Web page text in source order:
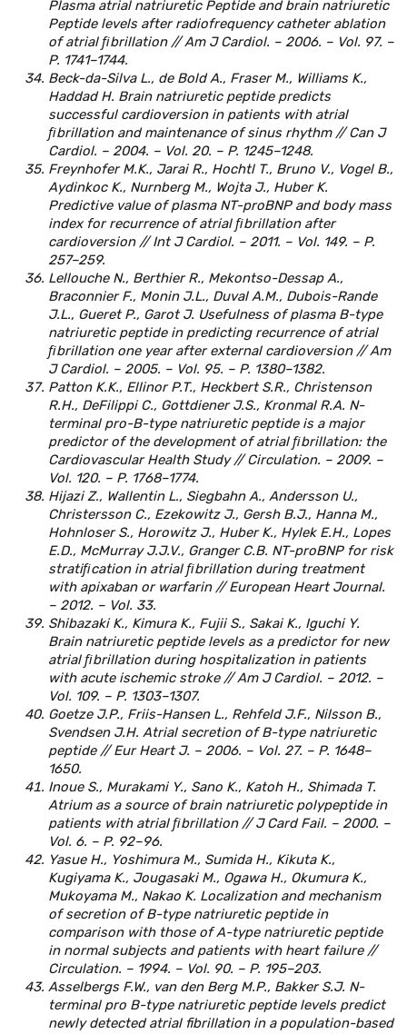
Plasma atrial natriuretic Peptide and brain natriuretic
Peptide levels after radiofrequency catheter ablation
of atrial ﬁbrillation // Am J Cardiol. – 2006. – Vol. 97. –
P. 1741–1744.
Beck-da-Silva L., de Bold A., Fraser M., Williams K.,
Haddad H. Brain natriuretic peptide predicts
successful cardioversion in patients with atrial
ﬁbrillation and maintenance of sinus rhythm // Can J
Cardiol. – 2004. – Vol. 20. – P. 1245–1248.
Freynhofer M.K., Jarai R., Hochtl T., Bruno V., Vogel B.,
Aydinkoc K., Nurnberg M., Wojta J., Huber K.
Predictive value of plasma NT-proBNP and body mass
index for recurrence of atrial ﬁbrillation after
cardioversion // Int J Cardiol. – 2011. – Vol. 149. – P.
257–259.
Lellouche N., Berthier R., Mekontso-Dessap A.,
Braconnier F., Monin J.L., Duval A.M., Dubois-Rande
J.L., Gueret P., Garot J. Usefulness of plasma B-type
natriuretic peptide in predicting recurrence of atrial
ﬁbrillation one year after external cardioversion // Am
J Cardiol. – 2005. – Vol. 95. – P. 1380–1382.
Patton K.K., Ellinor P.T., Heckbert S.R., Christenson
R.H., DeFilippi C., Gottdiener J.S., Kronmal R.A. N-
terminal pro-B-type natriuretic peptide is a major
predictor of the development of atrial ﬁbrillation: the
Cardiovascular Health Study // Circulation. – 2009. –
Vol. 120. – P. 1768–1774.
Hijazi Z., Wallentin L., Siegbahn A., Andersson U.,
Christersson C., Ezekowitz J., Gersh B.J., Hanna M.,
Hohnloser S., Horowitz J., Huber K., Hylek E.H., Lopes
E.D., McMurray J.J.V., Granger C.B. NT-proBNP for risk
stratiﬁcation in atrial ﬁbrillation during treatment
with apixaban or warfarin // European Heart Journal.
– 2012. – Vol. 33.
Shibazaki K., Kimura K., Fujii S., Sakai K., Iguchi Y.
Brain natriuretic peptide levels as a predictor for new
atrial ﬁbrillation during hospitalization in patients
with acute ischemic stroke // Am J Cardiol. – 2012. –
Vol. 109. – P. 1303–1307.
Goetze J.P., Friis-Hansen L., Rehfeld J.F., Nilsson B.,
Svendsen J.H. Atrial secretion of B-type natriuretic
peptide // Eur Heart J. – 2006. – Vol. 27. – P. 1648–
1650.
Inoue S., Murakami Y., Sano K., Katoh H., Shimada T.
Atrium as a source of brain natriuretic polypeptide in
patients with atrial ﬁbrillation // J Card Fail. – 2000. –
Vol. 6. – P. 92–96.
Yasue H., Yoshimura M., Sumida H., Kikuta K.,
Kugiyama K., Jougasaki M., Ogawa H., Okumura K.,
Mukoyama M., Nakao K. Localization and mechanism
of secretion of B-type natriuretic peptide in
comparison with those of A-type natriuretic peptide
in normal subjects and patients with heart failure //
Circulation. – 1994. – Vol. 90. – P. 195–203.
Asselbergs F.W., van den Berg M.P., Bakker S.J. N-
terminal pro B-type natriuretic peptide levels predict
newly detected atrial fibrillation in a population-based